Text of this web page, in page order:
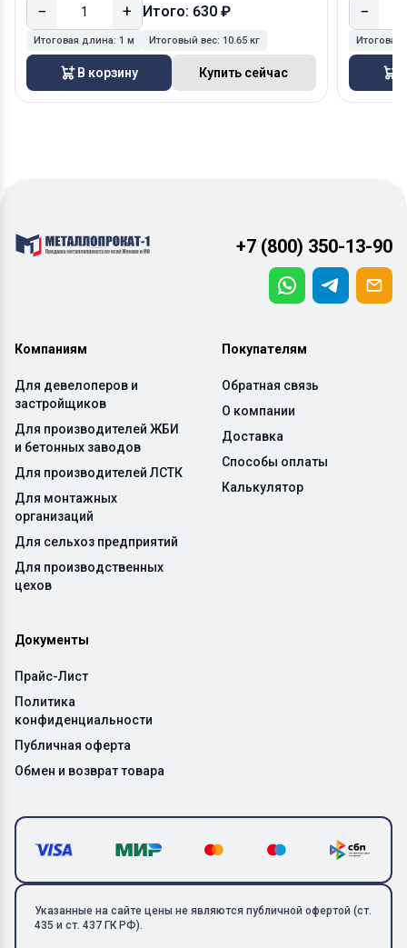
− + Итого: 630 ₽
Итоговая длина: 1 м Итоговый вес: 10.65 кг
В корзину Купить сейчас
−
+7 (800) 350-13-90
Компаниям
Для девелоперов и
застройщиков
Для производителей ЖБИ
и бетонных заводов
Для производителей ЛСТК
Для монтажных
организаций
Для сельхоз предприятий
Для производственных
цехов
Покупателям
Обратная связь
О компании
Доставка
Способы оплаты
Калькулятор
Документы
Прайс-Лист
Политика
конфиденциальности
Публичная оферта
Обмен и возврат товара
Указанные на сайте цены не являются публичной офертой (ст.
435 и ст. 437 ГК РФ).